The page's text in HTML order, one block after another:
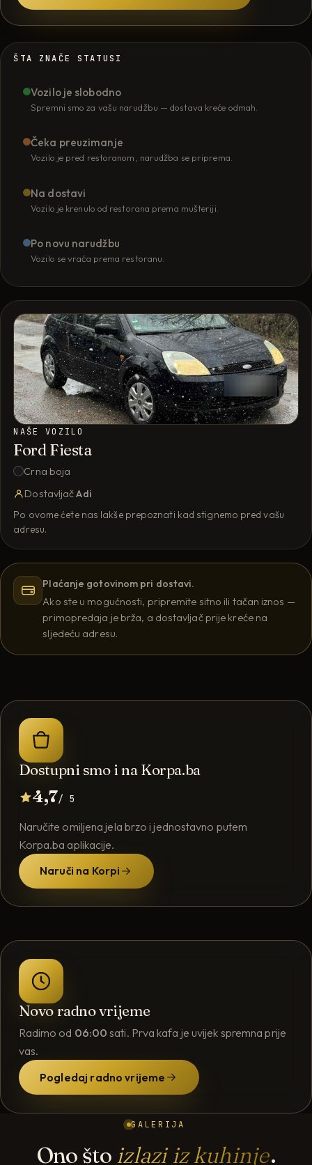
ŠTA ZNAČE STATUSI
Vozilo je slobodno
Spremni smo za vašu narudžbu — dostava kreće odmah.
Čeka preuzimanje
Vozilo je pred restoranom, narudžba se priprema.
Na dostavi
Vozilo je krenulo od restorana prema mušteriji.
Po novu narudžbu
Vozilo se vraća prema restoranu.
NAŠE VOZILO
Ford Fiesta
Crna boja
DostavljačAdi
Po ovome ćete nas lakše prepoznati kad stignemo pred vašu
adresu.
Plaćanje gotovinom pri dostavi.
Ako ste u mogućnosti, pripremite sitno ili tačan iznos —
primopredaja je brža, a dostavljač prije kreće na
sljedeću adresu.
Dostupni smo i na Korpa.ba
4,7/ 5
Naručite omiljena jela brzo i jednostavno putem
Korpa.ba aplikacije.
Naruči na Korpi
Novo radno vrijeme
Radimo od 06:00 sati. Prva kafa je uvijek spremna prije
vas.
Pogledaj radno vrijeme
GALERIJA
Ono što izlazi iz kuhinje.